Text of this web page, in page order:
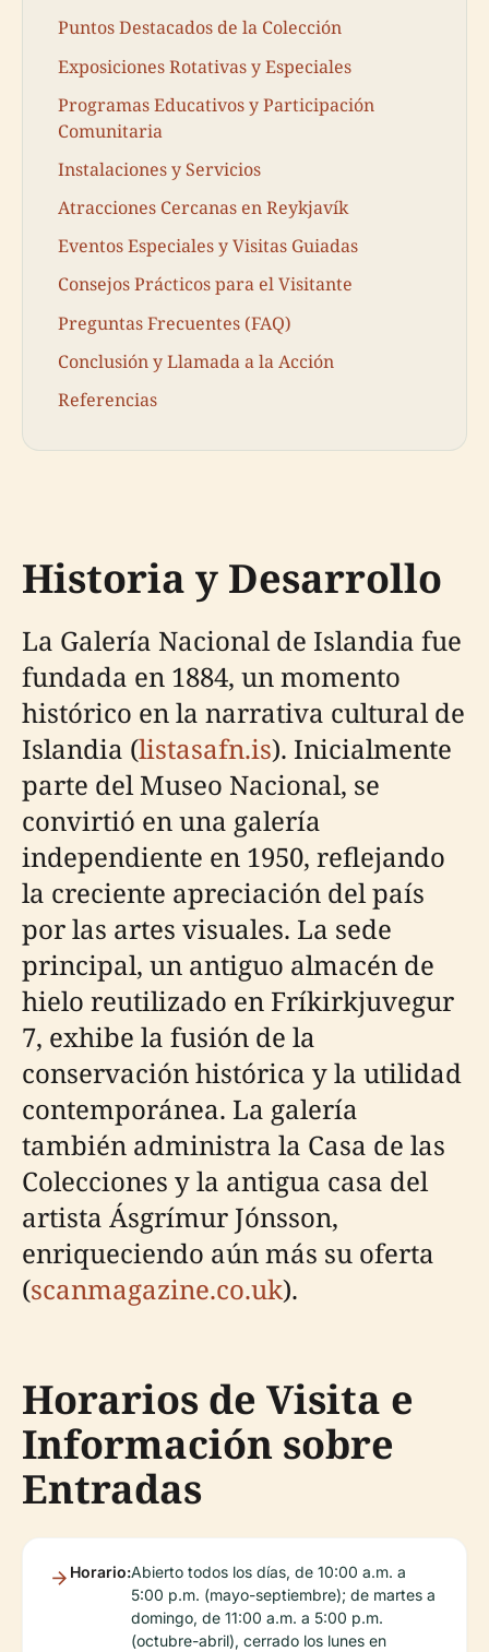
Puntos Destacados de la Colección
Exposiciones Rotativas y Especiales
Programas Educativos y Participación
Comunitaria
Instalaciones y Servicios
Atracciones Cercanas en Reykjavík
Eventos Especiales y Visitas Guiadas
Consejos Prácticos para el Visitante
Preguntas Frecuentes (FAQ)
Conclusión y Llamada a la Acción
Referencias
Historia y Desarrollo
La Galería Nacional de Islandia fue
fundada en 1884, un momento
histórico en la narrativa cultural de
Islandia (listasafn.is). Inicialmente
parte del Museo Nacional, se
convirtió en una galería
independiente en 1950, reflejando
la creciente apreciación del país
por las artes visuales. La sede
principal, un antiguo almacén de
hielo reutilizado en Fríkirkjuvegur
7, exhibe la fusión de la
conservación histórica y la utilidad
contemporánea. La galería
también administra la Casa de las
Colecciones y la antigua casa del
artista Ásgrímur Jónsson,
enriqueciendo aún más su oferta
(scanmagazine.co.uk).
Horarios de Visita e
Información sobre
Entradas
Horario:Abierto todos los días, de 10:00 a.m. a
5:00 p.m. (mayo-septiembre); de martes a
domingo, de 11:00 a.m. a 5:00 p.m.
(octubre-abril), cerrado los lunes en